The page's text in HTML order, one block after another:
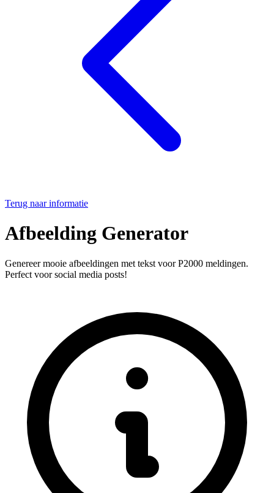
Terug naar informatie
Afbeelding Generator
Genereer mooie afbeeldingen met tekst voor P2000 meldingen.
Perfect voor social media posts!